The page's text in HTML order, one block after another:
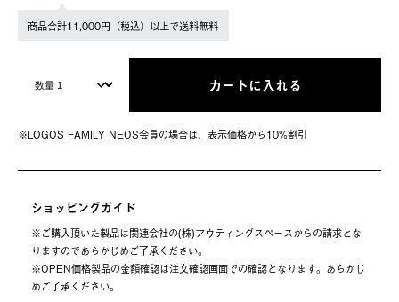
商品合計11,000円（税込）以上で送料無料
カートに入れる
※LOGOS FAMILY NEOS会員の場合は、表⽰価格から10%割引
ショッピングガイド
※ご購⼊頂いた製品は関連会社の(株)アウティングスペースからの請求とな
りますのであらかじめご了承ください。
※OPEN価格製品の⾦額確認は注⽂確認画⾯での確認となります。あらかじ
めご了承ください。